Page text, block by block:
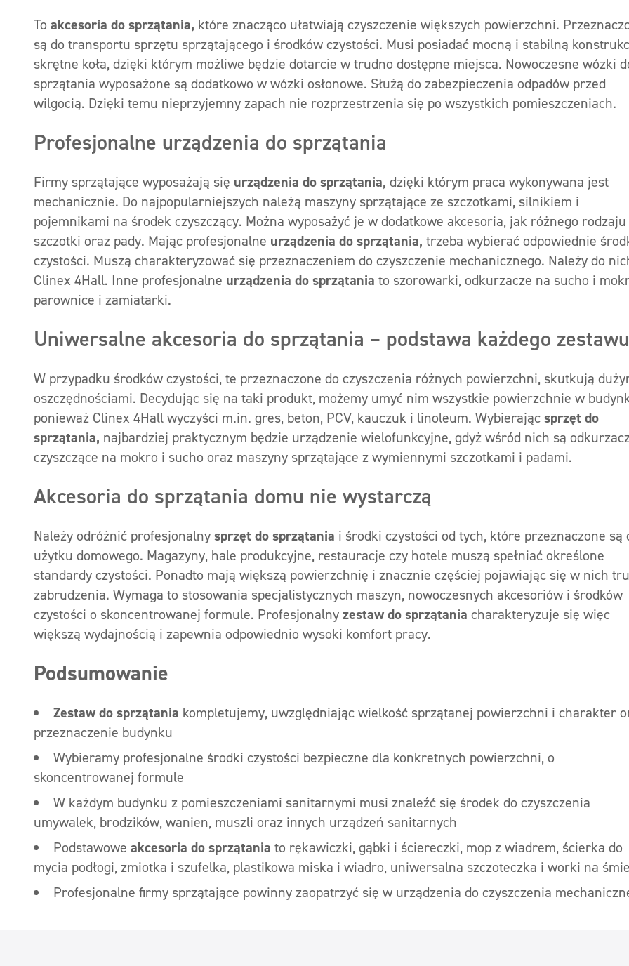
To akcesoria do sprzątania, które znacząco ułatwiają czyszczenie większych powierzchni.
są do transportu sprzętu sprzątającego i środków czystości. Musi posiadać mocną i stabilną
skrętne koła, dzięki którym możliwe będzie dotarcie w trudno dostępne miejsca. Nowoczesne wózki
sprzątania wyposażone są dodatkowo w wózki osłonowe. Służą do zabezpieczenia odpadów przed
wilgocią. Dzięki temu nieprzyjemny zapach nie rozprzestrzenia się po wszystkich pomieszczeniach.
Profesjonalne urządzenia do sprzątania
Firmy sprzątające wyposażają się urządzenia do sprzątania, dzięki którym praca wykonywana jest
mechanicznie. Do najpopularniejszych należą maszyny sprzątające ze szczotkami, silnikiem i
pojemnikami na środek czyszczący. Można wyposażyć je w dodatkowe akcesoria, jak różnego rodzaju
szczotki oraz pady. Mając profesjonalne urządzenia do sprzątania, trzeba wybierać odpowiednie
czystości. Muszą charakteryzować się przeznaczeniem do czyszczenie mechanicznego. Należy do
Clinex 4Hall. Inne profesjonalne urządzenia do sprzątania to szorowarki, odkurzacze na sucho i
parownice i zamiatarki.
Uniwersalne akcesoria do sprzątania – podstawa każdego zestawu
W przypadku środków czystości, te przeznaczone do czyszczenia różnych powierzchni, skutkują
oszczędnościami. Decydując się na taki produkt, możemy umyć nim wszystkie powierzchnie w
ponieważ Clinex 4Hall wyczyści m.in. gres, beton, PCV, kauczuk i linoleum. Wybierającsprzęt do
sprzątania, najbardziej praktycznym będzie urządzenie wielofunkcyjne, gdyż wśród nich są
czyszczące na mokro i sucho oraz maszyny sprzątające z wymiennymi szczotkami i padami.
Akcesoria do sprzątania domu nie wystarczą
Należy odróżnić profesjonalnysprzęt do sprzątania i środki czystości od tych, które przeznaczone są
użytku domowego. Magazyny, hale produkcyjne, restauracje czy hotele muszą spełniać określone
standardy czystości. Ponadto mają większą powierzchnię i znacznie częściej pojawiając się w nich
zabrudzenia. Wymaga to stosowania specjalistycznych maszyn, nowoczesnych akcesoriów i środków
czystości o skoncentrowanej formule. Profesjonalnyzestaw do sprzątania charakteryzuje się więc
większą wydajnością i zapewnia odpowiednio wysoki komfort pracy.
Podsumowanie
Zestaw do sprzątania kompletujemy, uwzględniając wielkość sprzątanej powierzchni i charakter
przeznaczenie budynku
Wybieramy profesjonalne środki czystości bezpieczne dla konkretnych powierzchni, o
skoncentrowanej formule
W każdym budynku z pomieszczeniami sanitarnymi musi znaleźć się środek do czyszczenia
umywalek, brodzików, wanien, muszli oraz innych urządzeń sanitarnych
Podstawowe akcesoria do sprzątania to rękawiczki, gąbki i ściereczki, mop z wiadrem, ścierka do
mycia podłogi, zmiotka i szufelka, plastikowa miska i wiadro, uniwersalna szczoteczka i worki na
Profesjonalne firmy sprzątające powinny zaopatrzyć się w urządzenia do czyszczenia